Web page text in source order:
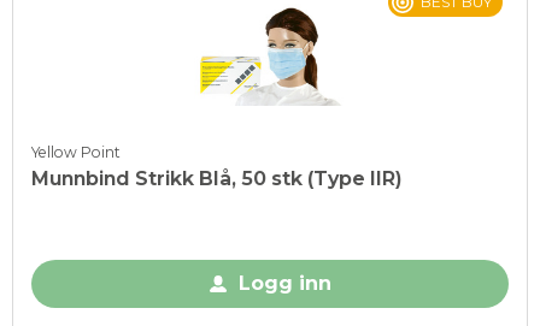
Yellow Point
Munnbind Strikk Blå, 50 stk (Type IIR)
Logg inn